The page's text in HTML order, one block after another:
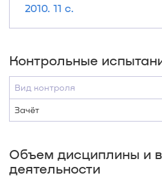
2010. 11 с.
Контрольные
Вид контроля
Зачёт
Объем дисциплины и
деятельности